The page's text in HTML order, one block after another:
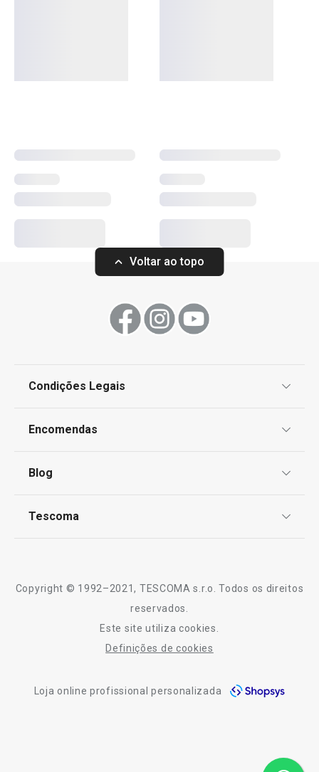
produtos práticos e altamente populares, como
as tarefas domésticas numa experiência mais eficiente e
agradável!
Utensílios de Cozinha Virais
Limpa vidros para lareiras
ProfiMATE 500 ml, Aloe Vera, EN
Disponível na loja online Disponível na loja
Voltar ao topo
Condições Legais
Livro de Reclamações
Encomendas
Perguntas Frequentes
Blog
Tescoma
Copyright © 1992–2021, TESCOMA s.r.o. Todos os direitos
reservados.
Este site utiliza cookies.
Definições de cookies
Loja online profissional personalizada